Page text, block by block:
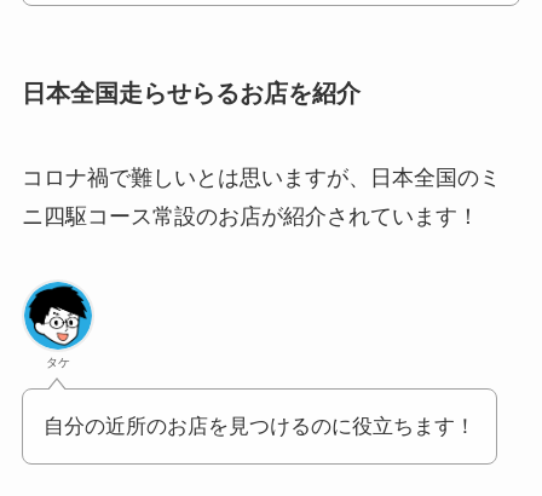
日本全国走らせらるお店を紹介
コロナ禍で難しいとは思いますが、日本全国のミ
ニ四駆コース常設のお店が紹介されています！
タケ
自分の近所のお店を見つけるのに役立ちます！